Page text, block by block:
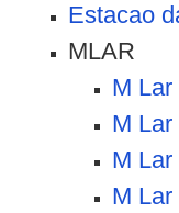
Estacao
MLAR
M
M
M
M Lar